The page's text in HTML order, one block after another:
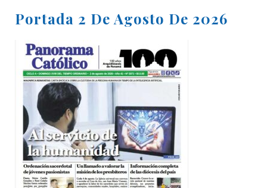
Portada 2 De Agosto De 2026